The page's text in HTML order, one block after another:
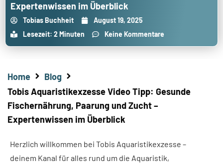
Expertenwissen im Überblick
Tobias Buchheit
August 19, 2025
Lesezeit: 2 Minuten
Keine Kommentare
Home
Blog
Tobis Aquaristikexzesse Video Tipp: Gesunde
Fischernährung, Paarung und Zucht –
Expertenwissen im Überblick
Herzlich willkommen bei Tobis Aquaristikexzesse –
deinem Kanal für alles rund um die Aquaristik,